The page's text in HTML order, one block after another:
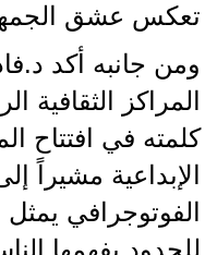
تعكس عشق
ومن جانبه أكد
المراكز
كلمته في افتتاح
الإبداعية مشيراً
الفوتوجرافي